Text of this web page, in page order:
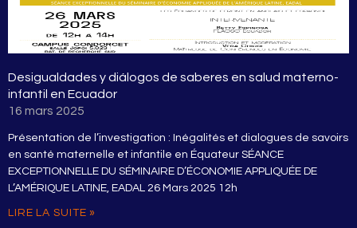
Desigualdades y diálogos de saberes en salud materno-
infantil en Ecuador
16 mars 2025
Présentation de l’investigation : Inégalités et dialogues de savoirs
en santé maternelle et infantile en Équateur SÉANCE
EXCEPTIONNELLE DU SÉMINAIRE D’ÉCONOMIE APPLIQUÉE DE
L’AMÉRIQUE LATINE, EADAL 26 Mars 2025 12h
LIRE LA SUITE »